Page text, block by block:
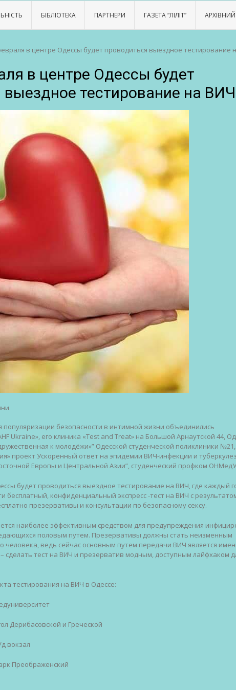
БІБЛІОТЕКА ПАРТНЕРИ ГАЗЕТА “ЛІЛІТ” АРХІВНИЙ
в центре Одессы будет проводиться выездное тестирование
в центре Одессы будет
выездное тестирование на ВИЧ
безопасности в интимной жизни объединились
Ukraine», его клиника «Test and Treat» на Большой Арнаутской 44,
к молодёжи»” Одесской студенческой поликлиники
проект Ускоренный ответ на эпидемии ВИЧ-инфекции и
Европы и Центральной Азии”, студенческий профком
будет проводиться выездное тестирование на ВИЧ, где каждый
бесплатный, конфиденциальный экспресс -тест на ВИЧ с
презервативы и консультации по безопасному сексу.
наиболее эффективным средством для предупреждения
половым путем. Презервативы должны стать неизменным
человека, ведь сейчас основным путем передачи ВИЧ является
сделать тест на ВИЧ и презерватив модным, доступным лайфхаком
тестирования на ВИЧ в Одессе:
Дерибасовской и Греческой
вокзал
Преображенский